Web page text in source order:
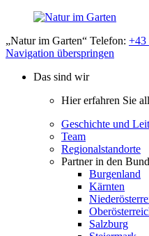
„Natur im Garten“ Telefon: +43
Navigation überspringen
Das sind wir
Hier erfahren Sie
Geschichte und
Team
Regionalstandorte
Partner in den
Burgenland
Kärnten
Salzburg